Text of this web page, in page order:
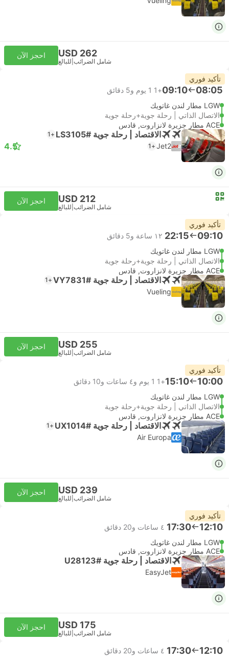
USD 262
شامل الضرائب للبالغ
احجز الآن
تأكيد فوري
08:05
09:10
+1
1 يوم و‫5 دقائق
LGW مطار لندن غاتويك
الاتصال الذاتي | رحلة جوية+رحلة جوية
ACE مطار جزيرة لانزاروت, قادس
الاقتصاد | رحلة جوية #LS3105 +1
Jet2
+1
4.5
USD 212
شامل الضرائب للبالغ
احجز الآن
تأكيد فوري
09:10
22:15 ١٢ ساعة و‫5 دقائق
LGW مطار لندن غاتويك
الاتصال الذاتي | رحلة جوية+رحلة جوية
ACE مطار جزيرة لانزاروت, قادس
الاقتصاد | رحلة جوية #VY7831 +1
Vueling
USD 255
شامل الضرائب للبالغ
احجز الآن
تأكيد فوري
10:00
15:10
+1
1 يوم و٤ ساعات و‫10 دقائق
LGW مطار لندن غاتويك
الاتصال الذاتي | رحلة جوية+رحلة جوية
ACE مطار جزيرة لانزاروت, قادس
الاقتصاد | رحلة جوية #UX1014 +1
Air Europa
USD 239
شامل الضرائب للبالغ
احجز الآن
تأكيد فوري
12:10
17:30 ٤ ساعات و‫20 دقائق
LGW مطار لندن غاتويك
ACE مطار جزيرة لانزاروت, قادس
الاقتصاد | رحلة جوية #U28123
EasyJet
USD 175
شامل الضرائب للبالغ
احجز الآن
12:10
17:30 ٤ ساعات و‫20 دقائق